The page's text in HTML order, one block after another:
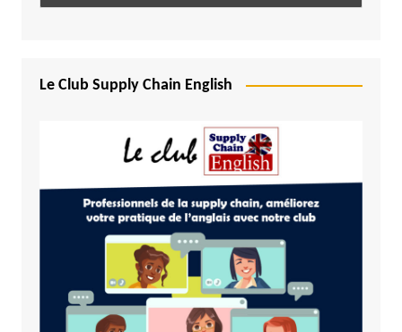
Le Club Supply Chain English